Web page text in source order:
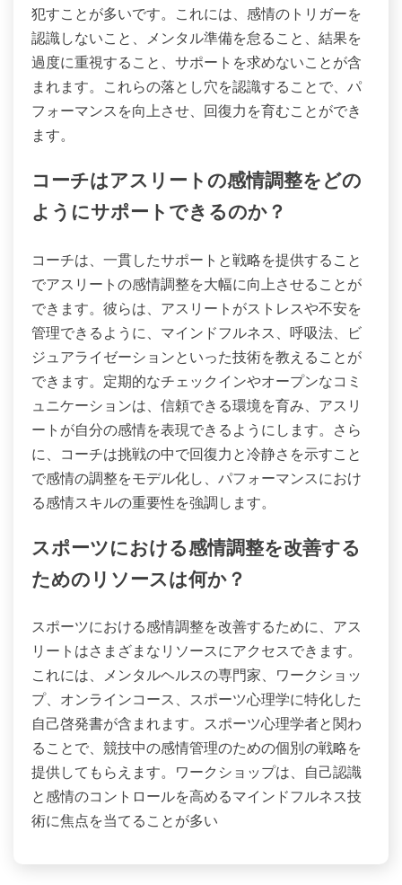
犯すことが多いです。これには、感情のトリガーを
認識しないこと、メンタル準備を怠ること、結果を
過度に重視すること、サポートを求めないことが含
まれます。これらの落とし穴を認識することで、パ
フォーマンスを向上させ、回復力を育むことができ
ます。
コーチはアスリートの感情調整をどの
ようにサポートできるのか？
コーチは、一貫したサポートと戦略を提供すること
でアスリートの感情調整を大幅に向上させることが
できます。彼らは、アスリートがストレスや不安を
管理できるように、マインドフルネス、呼吸法、ビ
ジュアライゼーションといった技術を教えることが
できます。定期的なチェックインやオープンなコミ
ュニケーションは、信頼できる環境を育み、アスリ
ートが自分の感情を表現できるようにします。さら
に、コーチは挑戦の中で回復力と冷静さを示すこと
で感情の調整をモデル化し、パフォーマンスにおけ
る感情スキルの重要性を強調します。
スポーツにおける感情調整を改善する
ためのリソースは何か？
スポーツにおける感情調整を改善するために、アス
リートはさまざまなリソースにアクセスできます。
これには、メンタルヘルスの専門家、ワークショッ
プ、オンラインコース、スポーツ心理学に特化した
自己啓発書が含まれます。スポーツ心理学者と関わ
ることで、競技中の感情管理のための個別の戦略を
提供してもらえます。ワークショップは、自己認識
と感情のコントロールを高めるマインドフルネス技
術に焦点を当てることが多い